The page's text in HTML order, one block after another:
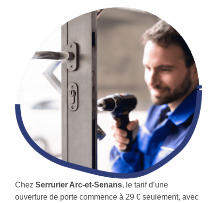
Chez Serrurier Arc-et-Senans, le tarif d’une
ouverture de porte commence à 29 € seulement, avec